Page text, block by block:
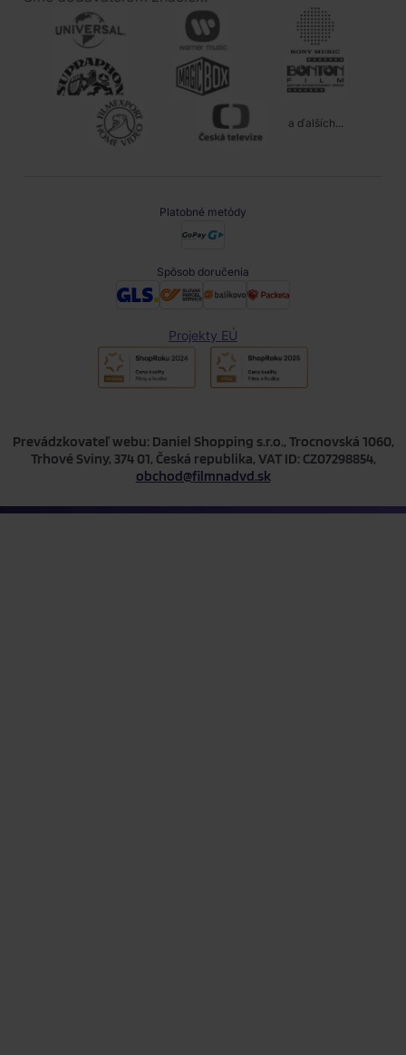
a ďalších...
Platobné metódy
Spôsob doručenia
Projekty EÚ
Prevádzkovateľ webu: Daniel Shopping s.r.o., Trocnovská 1060,
Trhové Sviny, 374 01, Česká republika, VAT ID: CZ07298854,
obchod@filmnadvd.sk